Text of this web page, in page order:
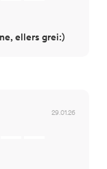
ellers grei:)
29.01.26